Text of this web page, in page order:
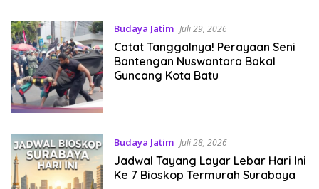
Budaya Jatim Juli 29, 2026
Catat Tanggalnya! Perayaan Seni
Bantengan Nuswantara Bakal
Guncang Kota Batu
Budaya Jatim Juli 28, 2026
Jadwal Tayang Layar Lebar Hari Ini
Ke 7 Bioskop Termurah Surabaya